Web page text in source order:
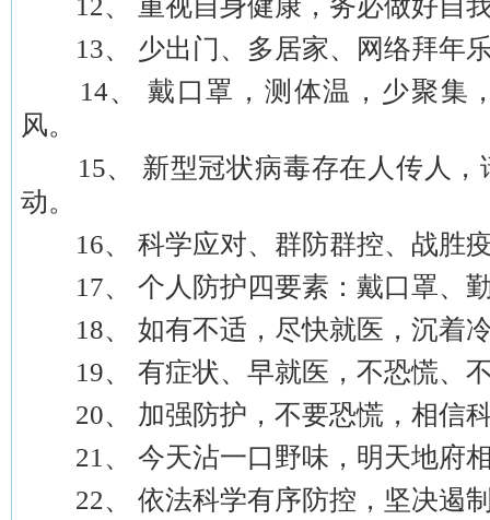
12、 重视自身健康，务必做好自
13、 少出门、多居家、网络拜年
14、 戴口罩，测体温，少聚集
风。
15、 新型冠状病毒存在人传人，
动。
16、 科学应对、群防群控、战胜
17、 个人防护四要素：戴口罩、
18、 如有不适，尽快就医，沉着
19、 有症状、早就医，不恐慌、
20、 加强防护，不要恐慌，相信
21、 今天沾一口野味，明天地府
22、 依法科学有序防控，坚决遏